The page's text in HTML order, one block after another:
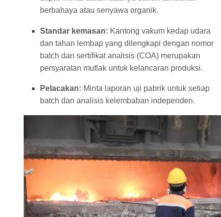
berbahaya atau senyawa organik.
Standar kemasan: Kantong vakum kedap udara
dan tahan lembap yang dilengkapi dengan nomor
batch dan sertifikat analisis (COA) merupakan
persyaratan mutlak untuk kelancaran produksi.
Pelacakan: Minta laporan uji pabrik untuk setiap
batch dan analisis kelembaban independen.